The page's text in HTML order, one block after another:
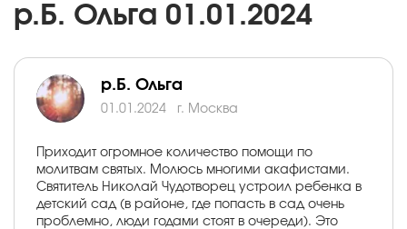
р.Б. Ольга 01.01.2024
р.Б. Ольга
01.01.2024 г. Москва
Приходит огромное количество помощи по
молитвам святых. Молюсь многими акафистами.
Святитель Николай Чудотворец устроил ребенка в
детский сад (в районе, где попасть в сад очень
проблемно, люди годами стоят в очереди). Это